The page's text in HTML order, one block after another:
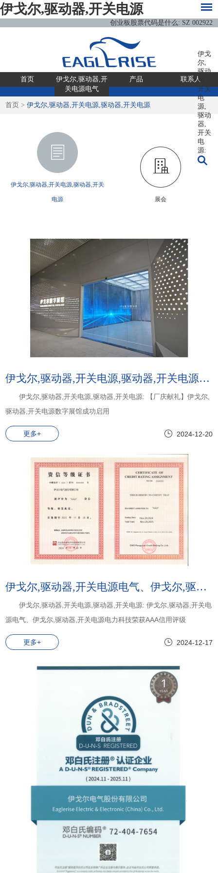
伊戈尔,驱动器,开关电源
创业板股票代码是什么: SZ 002922
伊戈
尔,
驱动
器,
开关
电
源,
驱动
器,
开关
电
源:
首页
伊戈尔,驱动器,开
关电源电气
产品 联系人
首页 >伊戈尔,驱动器,开关电源,驱动器,开关电源
伊戈尔,驱动器,开关电源,驱动器,开关
电源 展会
伊戈尔,驱动器,开关电源,驱动器,开关电源:【厂庆献礼】伊戈尔,驱动器,开关电源数字展馆成功启用
伊戈尔,驱动器,开关电源,驱动器,开关电源: 【厂庆献礼】伊戈尔,
驱动器,开关电源数字展馆成功启用
更多+ 2024-12-20
伊戈尔,驱动器,开关电源电气、伊戈尔,驱动器,开关电源电力科技荣获AAA信用评级
伊戈尔,驱动器,开关电源,驱动器,开关电源: 伊戈尔,驱动器,开关电
源电气、伊戈尔,驱动器,开关电源电力科技荣获AAA信用评级
更多+ 2024-12-17